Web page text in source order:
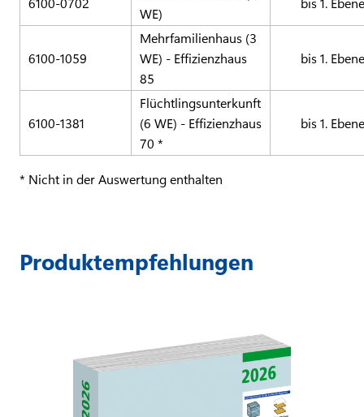
WE)
6100-1059
Mehrfamilienhaus (3
WE) - Effizienzhaus
85
bis 1. Ebene
6100-1381
Flüchtlingsunterkunft
(6 WE) - Effizienzhaus
70 *
bis 1. Ebene
* Nicht in der Auswertung enthalten
Produktempfehlungen